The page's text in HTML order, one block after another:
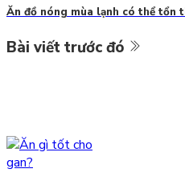
Ăn đồ nóng mùa lạnh có thể tổn
Bài viết trước đó